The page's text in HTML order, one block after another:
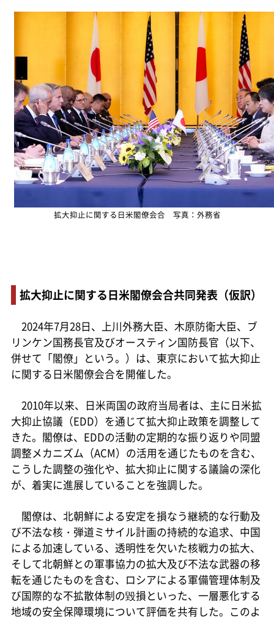
拡大抑止に関する日米閣僚会合 写真：外務省
拡大抑止に関する日米閣僚会合共同発表（仮訳）
2024年7月28日、上川外務大臣、木原防衛大臣、ブ
リンケン国務長官及びオースティン国防長官（以下、
併せて「閣僚」という。）は、東京において拡大抑止
に関する日米閣僚会合を開催した。
2010年以来、日米両国の政府当局者は、主に日米拡
大抑止協議（EDD）を通じて拡大抑止政策を調整して
きた。閣僚は、EDDの活動の定期的な振り返りや同盟
調整メカニズム（ACM）の活用を通じたものを含む、
こうした調整の強化や、拡大抑止に関する議論の深化
が、着実に進展していることを強調した。
閣僚は、北朝鮮による安定を損なう継続的な行動及
び不法な核・弾道ミサイル計画の持続的な追求、中国
による加速している、透明性を欠いた核戦力の拡大、
そして北朝鮮との軍事協力の拡大及び不法な武器の移
転を通じたものを含む、ロシアによる軍備管理体制及
び国際的な不拡散体制の毀損といった、一層悪化する
地域の安全保障環境について評価を共有した。このよ